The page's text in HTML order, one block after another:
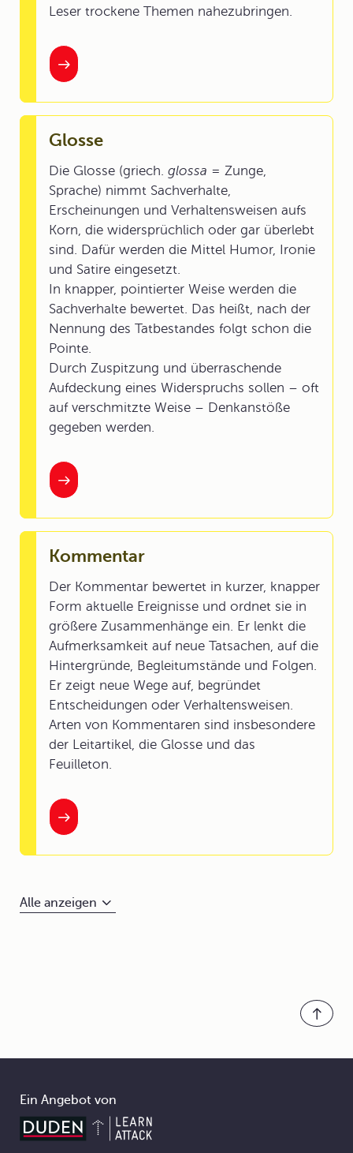
Leser trockene Themen nahezubringen.
Glosse
Die Glosse (griech. glossa = Zunge,
Sprache) nimmt Sachverhalte,
Erscheinungen und Verhaltensweisen aufs
Korn, die widersprüchlich oder gar überlebt
sind. Dafür werden die Mittel Humor, Ironie
und Satire eingesetzt.
In knapper, pointierter Weise werden die
Sachverhalte bewertet. Das heißt, nach der
Nennung des Tatbestandes folgt schon die
Pointe.
Durch Zuspitzung und überraschende
Aufdeckung eines Widerspruchs sollen – oft
auf verschmitzte Weise – Denkanstöße
gegeben werden.
Kommentar
Der Kommentar bewertet in kurzer, knapper
Form aktuelle Ereignisse und ordnet sie in
größere Zusammenhänge ein. Er lenkt die
Aufmerksamkeit auf neue Tatsachen, auf die
Hintergründe, Begleitumstände und Folgen.
Er zeigt neue Wege auf, begründet
Entscheidungen oder Verhaltensweisen.
Arten von Kommentaren sind insbesondere
der Leitartikel, die Glosse und das
Feuilleton.
Alle anzeigen
Ein Angebot von